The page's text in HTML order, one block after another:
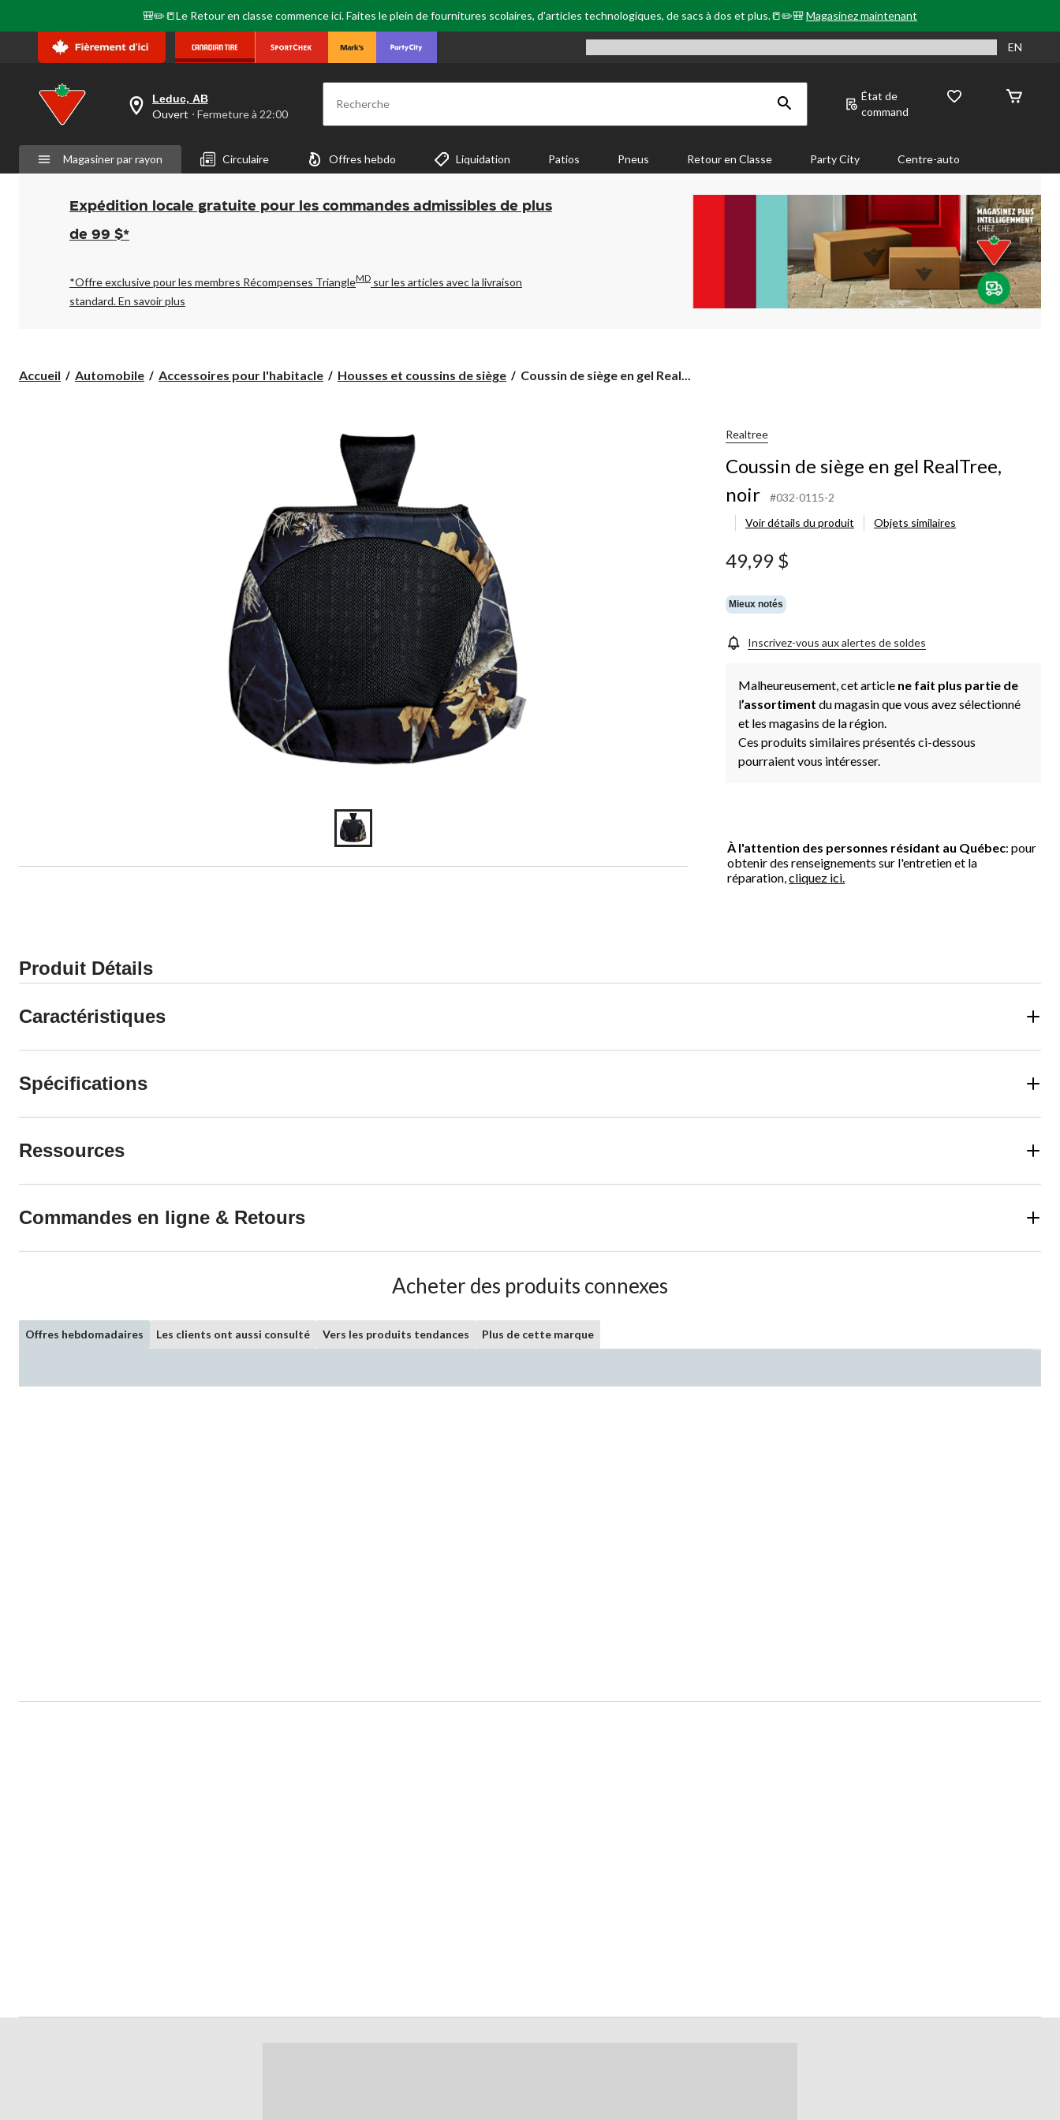
🎒✏️📒Le Retour en classe commence ici. Faites le plein de fournitures scolaires, d'articles technologiques, de sacs à dos et plus.📒✏️🎒Magasinez maintenant
EN
votre
est
Leduc,
AB,
Ouvert,
Fermeture
à
pour
changer
Leduc, AB
Ouvert ⋅ Fermeture à 22:00 Recherche
État de
command
Magasiner par rayon Circulaire Offres hebdo Liquidation Patios Pneus Retour en Classe Party City Centre-auto
Expédition locale gratuite pour les commandes admissibles de plus
de 99 $*
*Offre exclusive pour les membres Récompenses TriangleMD sur les articles avec la livraison
standard.En savoir plus
Accueil Automobile Accessoires pour l'habitacle Housses et coussins de siège
Coussin
Coussin de siège en gel Real...
Realtree
Coussin de siège en gel RealTree,
noir
#032-0115-2
Voir détails du produit
Objets similaires
49,99 $
Mieux notés
Inscrivez-vous aux alertes de soldes
Malheureusement, cet article ne fait plus partie de
l’assortiment du magasin que vous avez sélectionné
et les magasins de la région.
Ces produits similaires présentés ci-dessous
pourraient vous intéresser.
À l'attention des personnes résidant au Québec: pour
obtenir des renseignements sur l'entretien et la
réparation,cliquez ici.
Produit Détails
Caractéristiques
Spécifications
Ressources
Commandes en ligne & Retours
Acheter des produits connexes
Offres hebdomadaires Les clients ont aussi consulté Vers les produits tendances Plus de cette marque